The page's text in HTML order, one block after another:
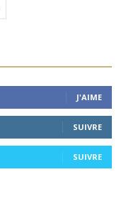
J'AIME
SUIVRE
SUIVRE